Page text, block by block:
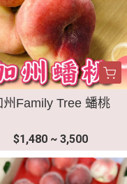
州Family Tree 蟠桃
$1,480 ~ 3,500